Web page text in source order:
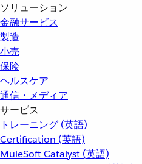
ソリューション
金融サービス
製造
小売
保険
ヘルスケア
通信・メディア
サービス
トレーニング (英語)
Certification (英語)
MuleSoft Catalyst (英語)